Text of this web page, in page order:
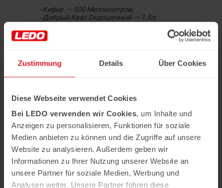
Zustimmung Details Über Cookies
Diese Webseite verwendet Cookies
Bei LEDO verwenden wir Cookies, um Inhalte und
Anzeigen zu personalisieren, Funktionen für soziale
Medien anbieten zu können und die Zugriffe auf unsere
Website zu analysieren. Außerdem geben wir
Informationen zu Ihrer Nutzung unserer Website an
unsere Partner für soziale Medien, Werbung und
Analysen weiter. Unsere Partner führen diese
- Кефир — 500 Миллилитров;
- Добрый Квас Окрошечный — 1.5л;
- Картофель — 4 Штуки;
- Яйцо куриное — 3 Штуки;
- Редис — 1 Штука;
1
необходимые ингредиенты,
отвариваем картофель и яйца.
2 Моем петрушку и зелень. Кубиком
нарезаем колбасу, отправляем ее
в кастрюлю.